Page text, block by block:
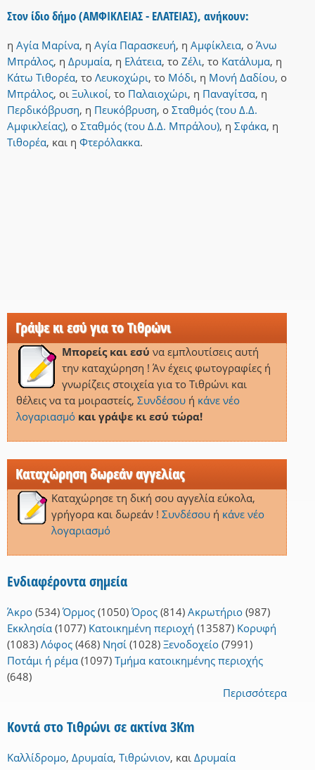
Στον ίδιο δήμο (ΑΜΦΙΚΛΕΙΑΣ - ΕΛΑΤΕΙΑΣ), ανήκουν:
η Αγία Μαρίνα, η Αγία Παρασκευή, η Αμφίκλεια, ο Άνω
Μπράλος, η Δρυμαία, η Ελάτεια, το Ζέλι, το Κατάλυμα, η
Κάτω Τιθορέα, το Λευκοχώρι, το Μόδι, η Μονή Δαδίου, ο
Μπράλος, οι Ξυλικοί, το Παλαιοχώρι, η Παναγίτσα, η
Περδικόβρυση, η Πευκόβρυση, ο Σταθμός (του Δ.Δ.
Αμφικλείας), ο Σταθμός (του Δ.Δ. Μπράλου), η Σφάκα, η
Τιθορέα, και η Φτερόλακκα.
Γράψε κι εσύ για το Τιθρώνι
Μπορείς και εσύ να εμπλουτίσεις αυτή
την καταχώρηση ! Άν έχεις φωτογραφίες ή
γνωρίζεις στοιχεία για το Τιθρώνι και
θέλεις να τα μοιραστείς, Συνδέσουή κάνε νέο
λογαριασμό και γράψε κι εσύ τώρα!
Καταχώρηση δωρεάν αγγελίας
Καταχώρησε τη δική σου αγγελία εύκολα,
γρήγορα και δωρεάν ! Συνδέσουή κάνε νέο
λογαριασμό
Ενδιαφέροντα σημεία
Άκρο (534) Όρμος (1050) Όρος (814) Ακρωτήριο (987)
Εκκλησία (1077) Κατοικημένη περιοχή (13587) Κορυφή
(1083) Λόφος (468) Νησί (1028) Ξενοδοχείο (7991)
Ποτάμι ή ρέμα (1097) Τμήμα κατοικημένης περιοχής
(648)
Περισσότερα
Κοντά στο Τιθρώνι σε ακτίνα 3Km
Καλλίδρομο, Δρυμαία, Τιθρώνιον, και Δρυμαία